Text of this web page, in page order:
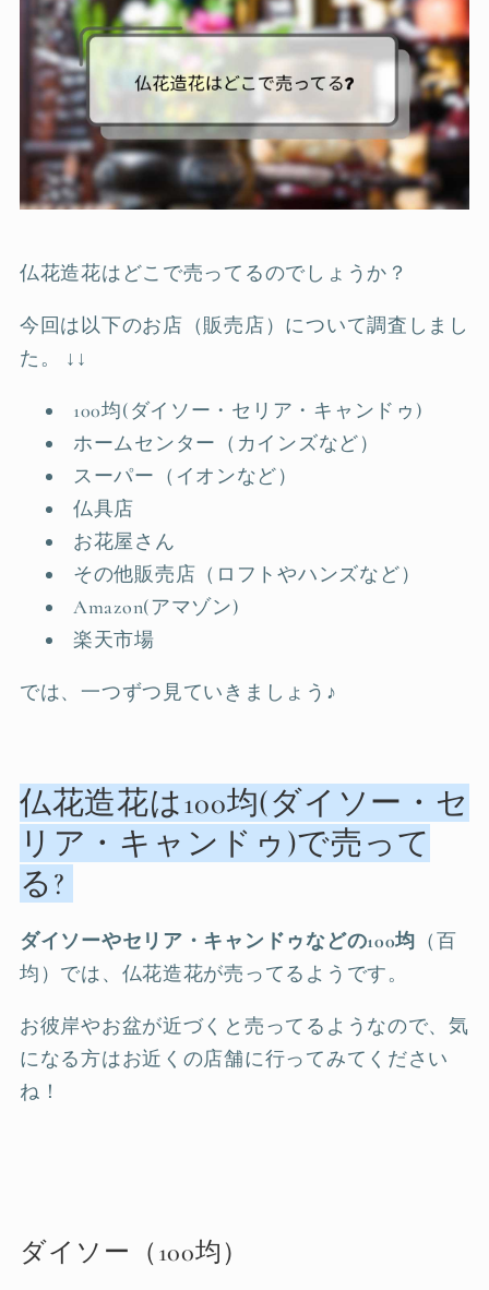
仏花造花はどこで売ってるのでしょうか？
今回は以下のお店（販売店）について調査しまし
た。 ↓↓
100均(ダイソー・セリア・キャンドゥ)
ホームセンター（カインズなど）
スーパー（イオンなど）
仏具店
お花屋さん
その他販売店（ロフトやハンズなど）
Amazon(アマゾン)
楽天市場
では、一つずつ見ていきましょう♪
仏花造花は100均(ダイソー・セ
リア・キャンドゥ)で売って
る?
ダイソーやセリア・キャンドゥなどの100均 （百
均）では、仏花造花が売ってるようです。
お彼岸やお盆が近づくと売ってるようなので、気
になる方はお近くの店舗に行ってみてください
ね！
ダイソー（100均）